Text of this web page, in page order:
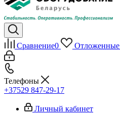
Сравнение0 Отложенные
Телефоны
+37529 847-29-17‬
Личный кабинет